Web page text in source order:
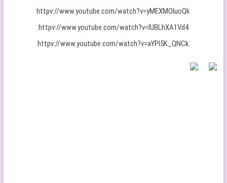
httpv://www.youtube.com/watch?v=yMEXMOluoQk
httpv://www.youtube.com/watch?v=lUBLhXA1Vd4
httpv://www.youtube.com/watch?v=aYPI5K_QNCk